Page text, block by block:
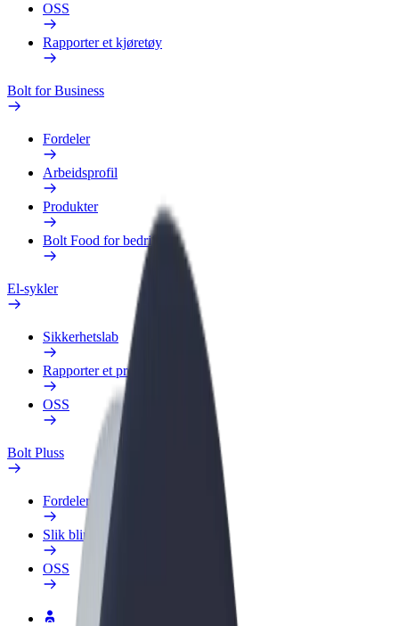
OSS
Rapporter et kjøretøy
Bolt for Business
Fordeler
Arbeidsprofil
Produkter
Bolt Food for bedrifter
El-sykler
Sikkerhetslab
Rapporter et problem
OSS
Bolt Pluss
Fordeler
Slik blir du med
OSS